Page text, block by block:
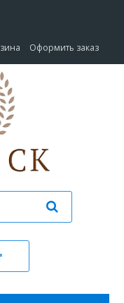
Оформить заказ